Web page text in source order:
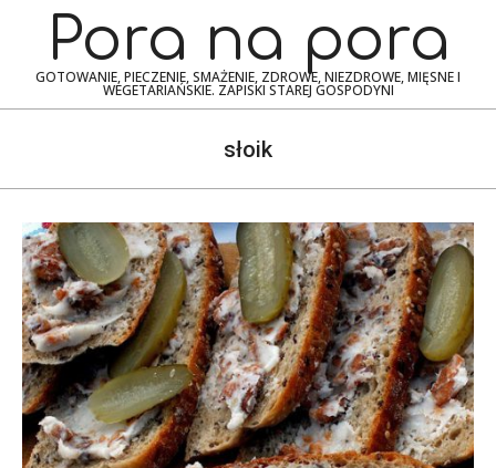
content
NavigationPora na pora
GOTOWANIE, PIECZENIE, SMAŻENIE, ZDROWE, NIEZDROWE, MIĘSNE I
WEGETARIAŃSKIE. ZAPISKI STAREJ GOSPODYNI
słoik